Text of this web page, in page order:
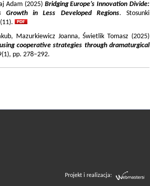
Adam (2025) Bridging Europe’s Innovation Divide:
Growth in Less Developed Regions. Stosunki
Mazurkiewicz Joanna, Świetlik Tomasz (2025)
cooperative strategies through dramaturgical
pp. 278–292.
Projekt i realizacja: